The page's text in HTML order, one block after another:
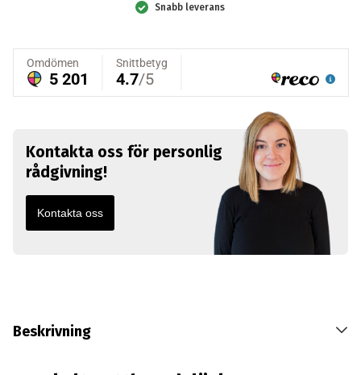
Snabb leverans
Kontakta oss för personlig
rådgivning!
Kontakta oss
Beskrivning